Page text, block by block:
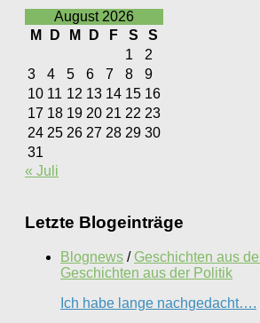
August 2026
M
D M D F S
S
1
2
3
4 5 6 7 8
9
10 11 12 13 14 15 16
17 18 19 20 21 22 23
24 25 26 27 28 29 30
31
« Juli
Letzte Blogeinträge
Blognews / Geschichten aus
Geschichten aus der Politik
Ich habe lange nachgedacht….